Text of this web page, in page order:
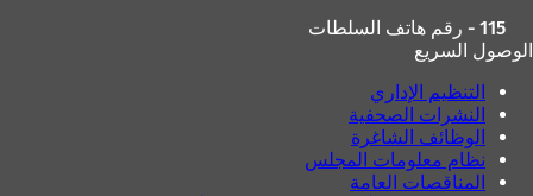
115 - رقم هاتف السلطات
الوصول السريع
التنظيم الإداري
النشرات الصحفية
الوظائف الشاغرة
نظام معلومات المجلس
المناقصات العامة